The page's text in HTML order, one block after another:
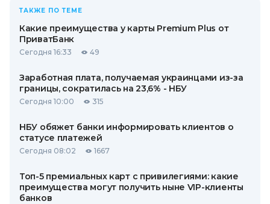
ТАКЖЕ ПО ТЕМЕ
Какие преимущества у карты Premium Plus от
ПриватБанк
Сегодня 16:33 49
Заработная плата, получаемая украинцами из-за
границы, сократилась на 23,6% - НБУ
Сегодня 10:00 315
НБУ обяжет банки информировать клиентов о
статусе платежей
Сегодня 08:02 1667
Топ-5 премиальных карт с привилегиями: какие
преимущества могут получить ныне VIP-клиенты
банков